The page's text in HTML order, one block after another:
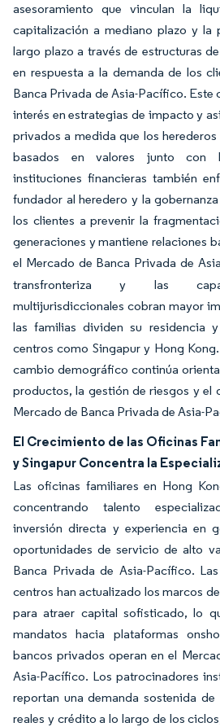
asesoramiento que vinculan la
capitalización a mediano plazo y la
largo plazo a través de estructuras
en respuesta a la demanda de los
Banca Privada de Asia-Pacífico. Este
interés en estrategias de impacto y
privados a medida que los
basados en valores junto con
instituciones financieras también
fundador al heredero y la
los clientes a prevenir la
generaciones y mantiene relaciones
el Mercado de Banca Privada de
transfronteriza y las
multijurisdiccionales cobran mayor
las familias dividen su residencia
centros como Singapur y Hong
cambio demográfico continúa
productos, la gestión de riesgos y el
Mercado de Banca Privada de Asia-
El Crecimiento de las Oficinas
y Singapur Concentra la
Las oficinas familiares en Hong
concentrando talento
inversión directa y experiencia en
oportunidades de servicio de alto
Banca Privada de Asia-Pacífico.
centros han actualizado los marcos
para atraer capital sofisticado, lo
mandatos hacia plataformas
bancos privados operan en el
Asia-Pacífico. Los patrocinadores
reportan una demanda sostenida
reales y crédito a lo largo de los